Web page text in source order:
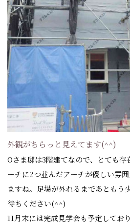
外観がちらっと見えてます(^^)
Oさま邸は3階建てなので、とても
ーチに2つ並んだアーチが優しい雰
ますね。足場が外れるまであともう
待ちください(^^)
11月末には完成見学会も予定してお